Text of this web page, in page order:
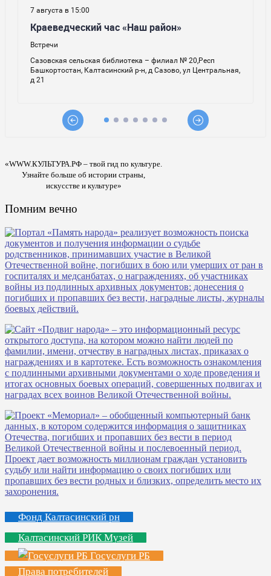
«WWW.КУЛЬТУРА.РФ – твой гид по культуре.
Узнайте больше об истории страны,
искусстве и культуре»
Помним вечно
Фонд Калтасинский рн
Калтасинский РИК Музей
Госуслуги РБ
Права потребителей